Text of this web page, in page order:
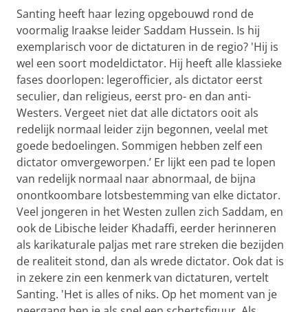
Santing heeft haar lezing opgebouwd rond de
voormalig Iraakse leider Saddam Hussein. Is hij
exemplarisch voor de dictaturen in de regio? 'Hij is
wel een soort modeldictator. Hij heeft alle klassieke
fases doorlopen: legerofficier, als dictator eerst
seculier, dan religieus, eerst pro- en dan anti-
Westers. Vergeet niet dat alle dictators ooit als
redelijk normaal leider zijn begonnen, veelal met
goede bedoelingen. Sommigen hebben zelf een
dictator omvergeworpen.’ Er lijkt een pad te lopen
van redelijk normaal naar abnormaal, de bijna
onontkoombare lotsbestemming van elke dictator.
Veel jongeren in het Westen zullen zich Saddam, en
ook de Libische leider Khadaffi, eerder herinneren
als karikaturale paljas met rare streken die bezijden
de realiteit stond, dan als wrede dictator. Ook dat is
in zekere zin een kenmerk van dictaturen, vertelt
Santing. 'Het is alles of niks. Op het moment van je